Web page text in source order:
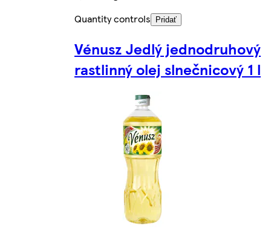
Quantity controls
Pridať
Vénusz Jedlý jednodruhový
rastlinný olej slnečnicový 1 l